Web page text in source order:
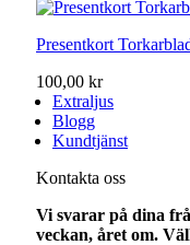
Presentkort
100,00 kr
Extraljus
Blogg
Kundtjänst
Kontakta oss
Vi svarar på dina
veckan, året om.